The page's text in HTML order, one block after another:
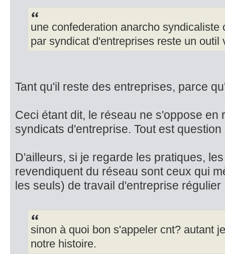
une confederation anarcho syndicaliste
par syndicat d'entreprises reste un outil
Tant qu'il reste des entreprises, parce
Ceci étant dit, le réseau ne s'oppose en
syndicats d'entreprise. Tout est
D'ailleurs, si je regarde les pratiques,
revendiquent du réseau sont ceux qui
les seuls) de travail d'entreprise régulier
sinon à quoi bon s'appeler cnt? autant
notre histoire.